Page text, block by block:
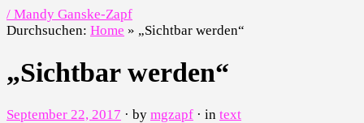
/ Mandy Ganske-Zapf
Durchsuchen: Home » „Sichtbar werden“
„Sichtbar werden“
September 22, 2017 · by mgzapf · in text